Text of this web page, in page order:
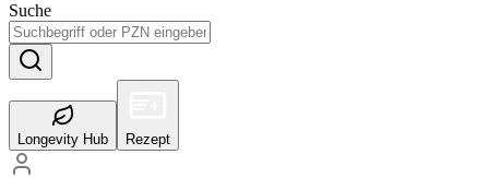
Suche
Longevity Hub Rezept